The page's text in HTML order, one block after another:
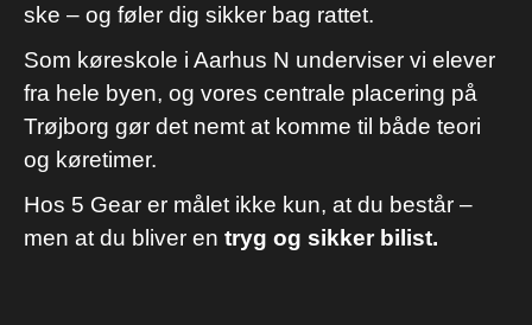
ske – og føler dig sikker bag rattet.
Som køreskole i Aarhus N underviser vi elever
fra hele byen, og vores centrale placering på
Trøjborg gør det nemt at komme til både teori
og køretimer.
Hos 5 Gear er målet ikke kun, at du består –
men at du bliver en tryg og sikker bilist.